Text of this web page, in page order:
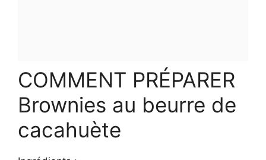
COMMENT PRÉPARER
Brownies au beurre de
cacahuète